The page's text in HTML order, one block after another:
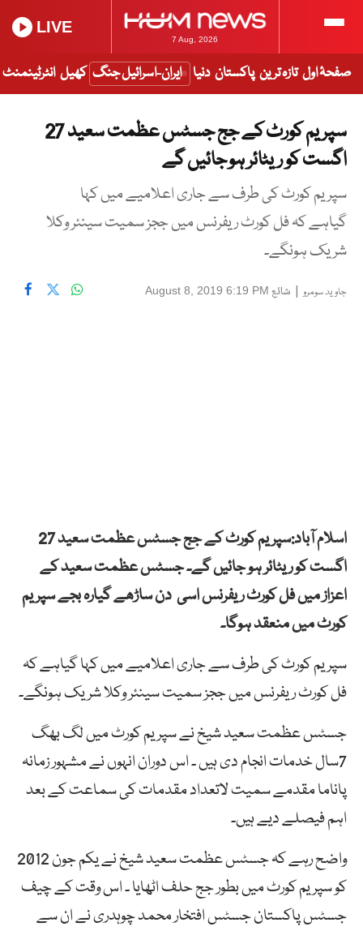
7 Aug, 2026
LIVE
صفحۂ اول تازہ ترین پاکستان دنیا ایران-اسرائیل جنگ کھیل انٹرٹینمنٹ
سپریم کورٹ کے جج جسٹس عظمت سعید 27
اگست کو ریٹائر ہو جائیں گے
سپریم کورٹ کی طرف سے جاری اعلامیے میں کہا
گیاہے کہ فل کورٹ ریفرنس میں ججز سمیت سینئر وکلا
شریک ہونگے۔
جاوید سومرو| شائع August 8, 2019 6:19 PM
اسلام آباد:سپریم کورٹ کے جج جسٹس عظمت سعید 27
اگست کو ریٹائر ہو جائیں گے۔ جسٹس عظمت سعید کے
اعزاز میں فل کورٹ ریفرنس اسی دن ساڑھے گیارہ بجے سپریم
کورٹ میں منعقد ہوگا۔
سپریم کورٹ کی طرف سے جاری اعلامیے میں کہا گیاہے کہ
فل کورٹ ریفرنس میں ججز سمیت سینئر وکلا شریک ہونگے۔
جسٹس عظمت سعید شیخ نے سپریم کورٹ میں لگ بھگ
7سال خدمات انجام دی ہیں ۔ اس دوران انہوں نے مشہور زمانہ
پاناما مقدمے سمیت لاتعداد مقدمات کی سماعت کے بعد
اہم فیصلے دیے ہیں۔
واضح رہے کہ جسٹس عظمت سعید شیخ نے یکم جون 2012
کو سپریم کورٹ میں بطور جج حلف اٹھایا ۔ اس وقت کے چیف
جسٹس پاکستان جسٹس افتخار محمد چوہدری نے ان سے